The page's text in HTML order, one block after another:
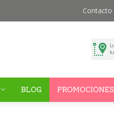
Contacto
BLOG PROMOCIONES